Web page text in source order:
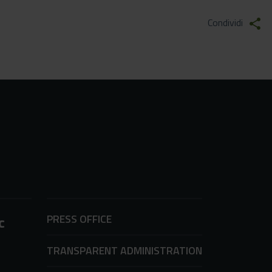
Condividi share
PRESS OFFICE
TRANSPARENT ADMINISTRATION